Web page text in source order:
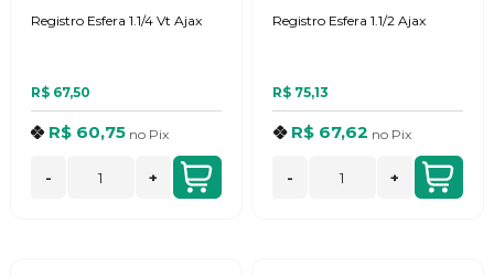
Registro Esfera 1.1/4 Vt Ajax
R$ 67,50
R$ 60,75 no Pix
- +
Registro Esfera 1.1/2 Ajax
R$ 75,13
R$ 67,62 no Pix
- +